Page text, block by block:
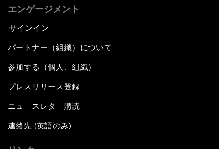
エンゲージメント
サインイン
パートナー（組織）について
参加する（個人、組織）
プレスリリース登録
ニュースレター購読
連絡先 (英語のみ)